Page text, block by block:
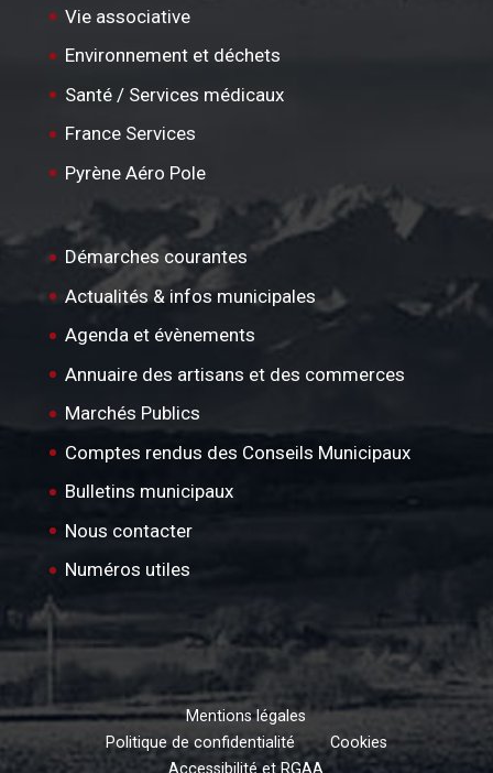
Vie associative
Environnement et déchets
Santé / Services médicaux
France Services
Pyrène Aéro Pole
Démarches courantes
Actualités & infos municipales
Agenda et évènements
Annuaire des artisans et des commerces
Marchés Publics
Comptes rendus des Conseils Municipaux
Bulletins municipaux
Nous contacter
Numéros utiles
Mentions légales
Politique de confidentialité
Cookies
Accessibilité et RGAA